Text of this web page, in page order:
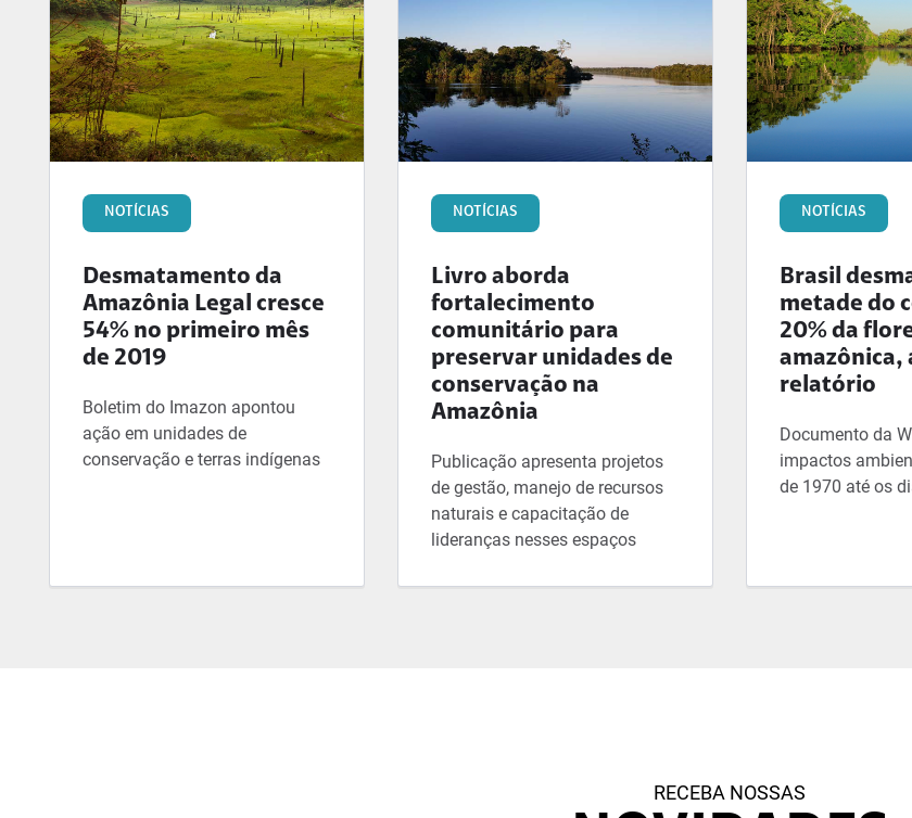
NOTÍCIAS
Desmatamento da
Amazônia Legal cresce
54% no primeiro mês
de 2019
Boletim do Imazon apontou
ação em unidades de
conservação e terras indígenas
NOTÍCIAS
Livro aborda
fortalecimento
comunitário para
preservar unidades de
conservação na
Amazônia
Publicação apresenta projetos
de gestão, manejo de recursos
naturais e capacitação de
lideranças nesses espaços
NOTÍCIAS
Brasil
metade do
20% da
amazônica,
relatório
Documento da
impactos
de 1970 até os
RECEBA NOSSAS